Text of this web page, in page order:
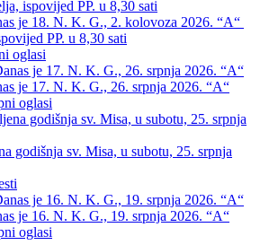
je 18. N. K. G., 2. kolovoza 2026. “A“
PP. u 8,30 sati
oglasi
je 17. N. K. G., 26. srpnja 2026. “A“
oglasi
godišnja sv. Misa, u subotu, 25. srpnja
je 16. N. K. G., 19. srpnja 2026. “A“
oglasi